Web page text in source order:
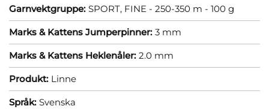
Garnvektgruppe: SPORT, FINE - 250-350 m - 100 g
Marks & Kattens Jumperpinner: 3 mm
Marks & Kattens Heklenåler: 2.0 mm
Produkt: Linne
Språk: Svenska